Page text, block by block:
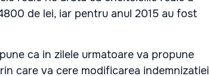
de lei, iar pentru anul 2015 au fost
ca in zilele urmatoare va propune
care va cere modificarea indemnizatiei